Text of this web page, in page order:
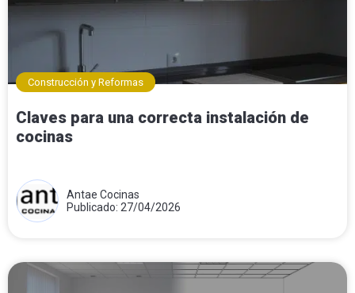
Construcción y Reformas
Claves para una correcta instalación de
cocinas
Antae Cocinas
Publicado: 27/04/2026